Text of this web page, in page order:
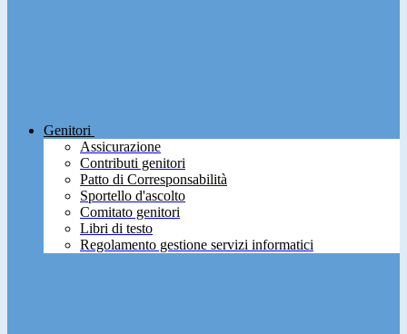
Genitori
Assicurazione
Contributi genitori
Patto di Corresponsabilità
Sportello d'ascolto
Comitato genitori
Libri di testo
Regolamento gestione servizi informatici